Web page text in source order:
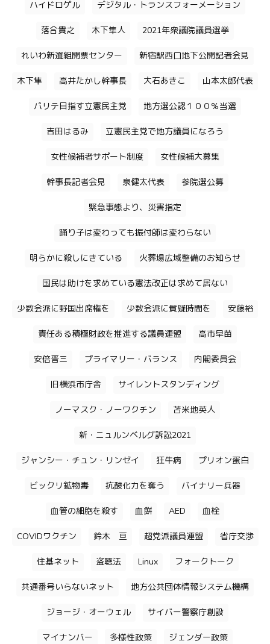
ハイドロゲル デジタル・トランスフォーメーション
落合貴之 木下隼人 2021年衆議院議員選挙
れいわ新選組開票センター 新宿駅西口地下公開記者会見
木下隼 高井たかし幹事長 大石あきこ 山本太郎代表
パリテ目指す立憲民主党 地方選公認１００％当選
吉田はるみ 立憲民主党で地方議員になろう
女性候補者サポート制度 女性候補大募集
幹事長記者会見 泉健太代表 参院選公募
緊急事態より、災害指定
踊り子は変わっても振付師は変わらない
明らかに殺しにきている 火葬場広域整備のお知らせ
国民は助けを求めている憲法改正は求めて居ない
少数会派に野国出席権を 少数会派に質疑時間を 安藤裕
責任ある積極財政を推進する議員連盟 高市早苗
安倍晋三 プライマリー・バランス 内閣委員会
旧横浜市庁舎 サイレントスタンディング
ノーマスク・ノーワクチン 苫米地英人
新・ニュルンベルグ訴訟2021
ジャンシー・チュン・リンゼイ 狂牛病 プリオン蛋白
ビックリ鉱物毒 抗酸化力を奪う バイナリー兵器
血管の細胞を殺す 血餅 AED 血栓
COVIDワクチン 鈴木 亘 超党派議員連盟 省庁交渉
住基ネット 盗聴法 Linux フォークトーク
共通番号いらないネット 地方公共団体情報システム機構
ジョージ・オーウェル サイバー警察庁創設
マイナンバー 多様性政策 ジェンダー政策